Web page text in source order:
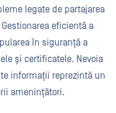
legate de partajarea
eficientă a
în siguranță a
și certificatele. Nevoia
informații reprezintă un
amenințători.